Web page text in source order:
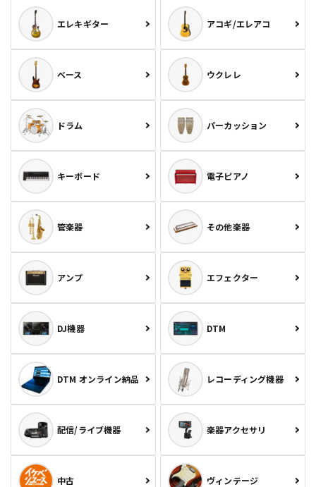
エレキギター アコギ/エレアコ
ベース ウクレレ
ドラム パーカッション
キーボード 電子ピアノ
管楽器 その他楽器
アンプ エフェクター
DJ機器 DTM
DTM オンライン納品 レコーディング機器
配信/ライブ機器 楽器アクセサリ
中古 ヴィンテージ